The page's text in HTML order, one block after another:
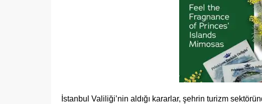
İstanbul Valiliği’nin aldığı kararlar, şehrin turizm